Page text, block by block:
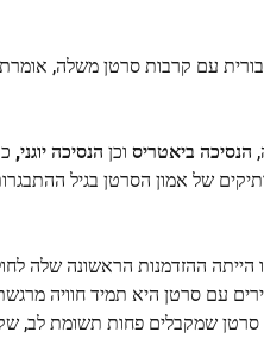
עם קרבות סרטן משלה,
הנסיכה ביאטריס וכן הנסיכה יוגני,
של אמון הסרטן בגיל
במשך 35 שנה, אמר שזו הייתה
עם סרטן היא תמיד חוויה
סרטן שמקבלים פחות תשומת